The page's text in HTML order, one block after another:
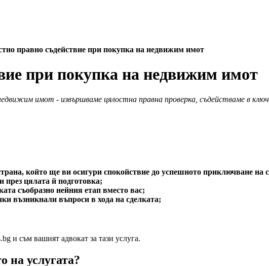
правно съдействие при покупка на недвижим имот
при покупка на недвижим имот
имот - извършваме цялостна правна проверка, съдействаме в
който ще ви осигури спокойствие до успешното приключване на
през цялата й подготовка;
съобразно нейния етап вместо вас;
възникнали въпроси в хода на сделката;
и съм вашият адвокат за тази услуга.
на услугата?